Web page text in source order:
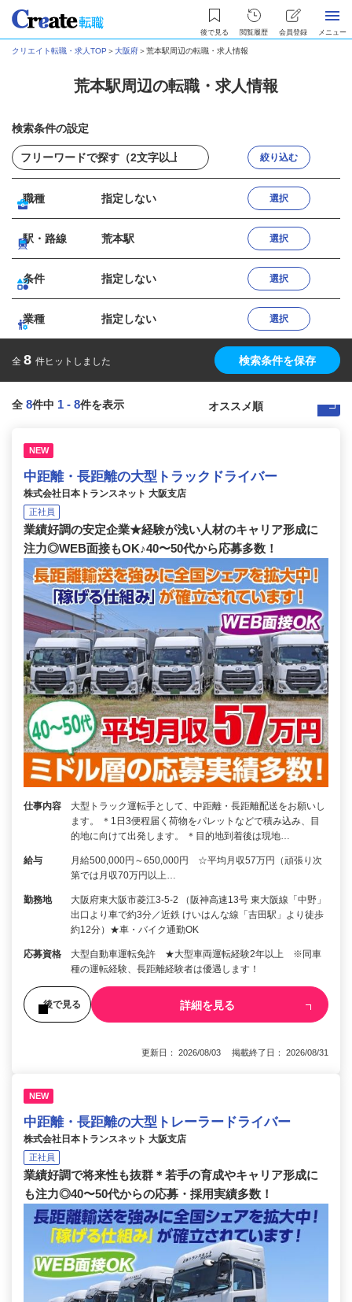
後で見る 閲覧履歴 会員登録 メニュー
クリエイト転職・求人TOP ＞大阪府＞荒本駅周辺の転職・求人情報
荒本駅周辺の転職・求人情報
検索条件の設定
絞り込む
職種 指定しない 選択
駅・路線 荒本駅 選択
条件 指定しない 選択
業種 指定しない 選択
全 8 件ヒットしました 検索条件を保存
全 8件中 1 - 8件を表示
NEW
中距離・長距離の大型トラックドライバー
株式会社日本トランスネット 大阪支店
正社員
業績好調の安定企業★経験が浅い人材のキャリア形成に
注力◎WEB面接もOK♪40〜50代から応募多数！
仕事内容
大型トラック運転手として、中距離・長距離配送をお願いし
ます。 ＊1日3便程届く荷物をパレットなどで積み込み、目
的地に向けて出発します。 ＊目的地到着後は現地…
給与
月給500,000円～650,000円 ☆平均月収57万円（頑張り次
第では月収70万円以上…
勤務地
大阪府東大阪市菱江3-5-2 （阪神高速13号 東大阪線「中野」
出口より車で約3分／近鉄 けいはんな線「吉田駅」より徒歩
約12分）★車・バイク通勤OK
応募資格
大型自動車運転免許 ★大型車両運転経験2年以上 ※同車
種の運転経験、長距離経験者は優遇します！
後で見る 詳細を見る
更新日： 2026/08/03 掲載終了日： 2026/08/31
NEW
中距離・長距離の大型トレーラードライバー
株式会社日本トランスネット 大阪支店
正社員
業績好調で将来性も抜群＊若手の育成やキャリア形成に
も注力◎40〜50代からの応募・採用実績多数！